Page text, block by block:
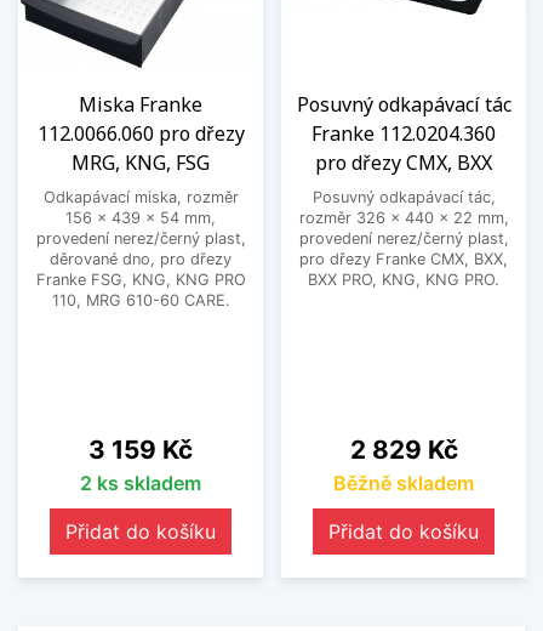
Miska Franke
112.0066.060 pro dřezy
MRG, KNG, FSG
Odkapávací miska, rozměr
156 x 439 x 54 mm,
provedení nerez/černý plast,
děrované dno, pro dřezy
Franke FSG, KNG, KNG PRO
110, MRG 610-60 CARE.
Cena
3 159 Kč
2 ks skladem
Přidat do košíku
Posuvný odkapávací tác
Franke 112.0204.360
pro dřezy CMX, BXX
Posuvný odkapávací tác,
rozměr 326 x 440 x 22 mm,
provedení nerez/černý plast,
pro dřezy Franke CMX, BXX,
BXX PRO, KNG, KNG PRO.
Cena
2 829 Kč
Běžně skladem
Přidat do košíku